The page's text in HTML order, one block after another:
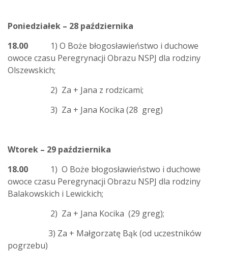
Poniedziałek – 28 października
18.00 1) O Boże błogosławieństwo i duchowe
owoce czasu Peregrynacji Obrazu NSPJ dla rodziny
Olszewskich;
2) Za + Jana z rodzicami;
3) Za + Jana Kocika (28 greg)
Wtorek – 29 października
18.00 1) O Boże błogosławieństwo i duchowe
owoce czasu Peregrynacji Obrazu NSPJ dla rodziny
Balakowskich i Lewickich;
2) Za + Jana Kocika (29 greg);
3) Za + Małgorzatę Bąk (od uczestników
pogrzebu)